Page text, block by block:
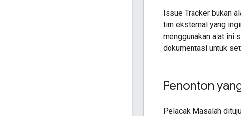
Issue Tracker bukan
tim eksternal yang
menggunakan alat ini
dokumentasi untuk
Penonton
Pelacak Masalah